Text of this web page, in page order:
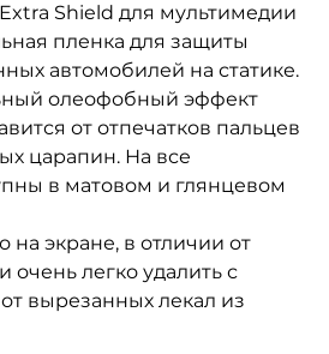
Shield для мультимедии
пленка для защиты
автомобилей на статике.
олеофобный эффект
от отпечатков пальцев
царапин. На все
в матовом и глянцевом
на экране, в отличии от
очень легко удалить с
вырезанных лекал из